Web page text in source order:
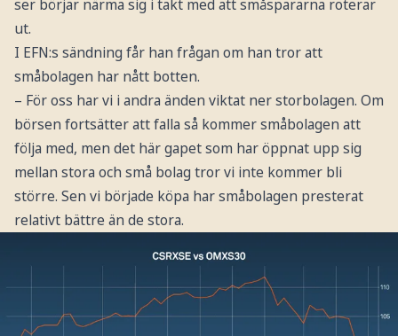
ser börjar närma sig i takt med att småspararna roterar
ut.
I EFN:s sändning får han frågan om han tror att
småbolagen har nått botten.
– För oss har vi i andra änden viktat ner storbolagen. Om
börsen fortsätter att falla så kommer småbolagen att
följa med, men det här gapet som har öppnat upp sig
mellan stora och små bolag tror vi inte kommer bli
större. Sen vi började köpa har småbolagen presterat
relativt bättre än de stora.